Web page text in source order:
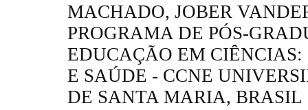
MACHADO, JOBER
PROGRAMA DE PÓS-
EDUCAÇÃO EM
E SAÚDE - CCNE
DE SANTA MARIA, BRASIL